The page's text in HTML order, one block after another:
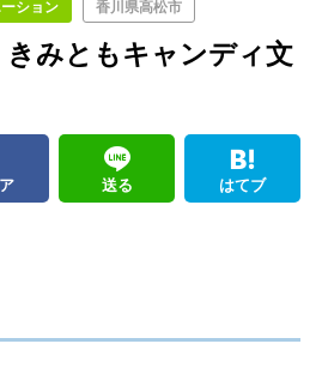
ション 香川県高松市
きみともキャンディ文
送る はてブ